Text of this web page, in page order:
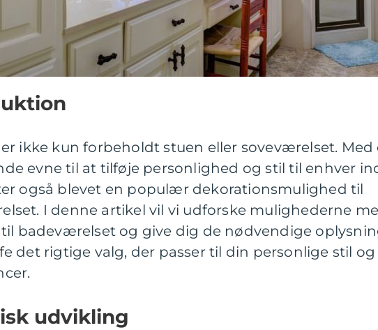
ikke kun forbeholdt stuen eller soveværelset. Med
evne til at tilføje personlighed og stil til enhver
også blevet en populær dekorationsmulighed til
I denne artikel vil vi udforske mulighederne
badeværelset og give dig de nødvendige
det rigtige valg, der passer til din personlige stil og
udvikling